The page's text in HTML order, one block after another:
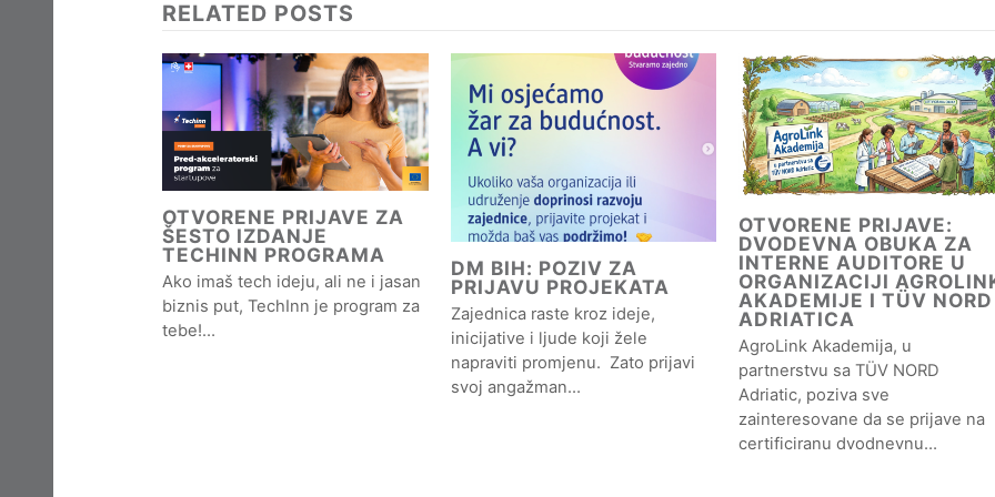
RELATED POSTS
OTVORENE PRIJAVE ZA
ŠESTO IZDANJE
TECHINN PROGRAMA
Ako imaš tech ideju, ali ne i jasan
biznis put, TechInn je program za
tebe!…
DM BIH: POZIV ZA
PRIJAVU PROJEKATA
Zajednica raste kroz ideje,
inicijative i ljude koji žele
napraviti promjenu. Zato prijavi
svoj angažman…
OTVORENE PRIJAVE:
DVODEVNA OBUKA ZA
INTERNE AUDITORE U
ORGANIZACIJI
AKADEMIJE I TÜV NORD
ADRIATICA
AgroLink Akademija, u
partnerstvu sa TÜV NORD
Adriatic, poziva sve
zainteresovane da se prijave na
certificiranu dvodnevnu…